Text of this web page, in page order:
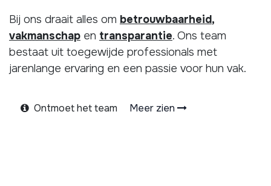
Bij ons draait alles om betrouwbaarheid,
vakmanschap en transparantie. Ons team
bestaat uit toegewijde professionals met
jarenlange ervaring en een passie voor hun vak.
Ontmoet het team Meer zien